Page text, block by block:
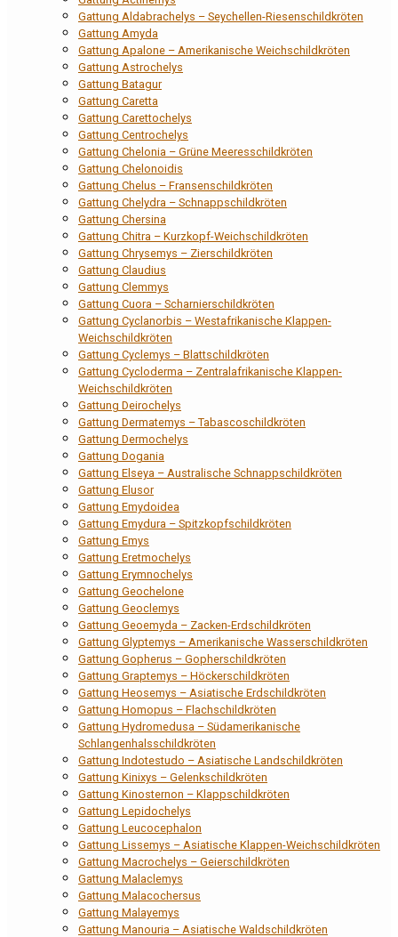
Gattung Aldabrachelys – Seychellen-Riesenschildkröten
Gattung Amyda
Gattung Apalone – Amerikanische Weichschildkröten
Gattung Astrochelys
Gattung Batagur
Gattung Caretta
Gattung Carettochelys
Gattung Centrochelys
Gattung Chelonia – Grüne Meeresschildkröten
Gattung Chelonoidis
Gattung Chelus – Fransenschildkröten
Gattung Chelydra – Schnappschildkröten
Gattung Chersina
Gattung Chitra – Kurzkopf-Weichschildkröten
Gattung Chrysemys – Zierschildkröten
Gattung Claudius
Gattung Clemmys
Gattung Cuora – Scharnierschildkröten
Gattung Cyclanorbis – Westafrikanische Klappen-
Weichschildkröten
Gattung Cyclemys – Blattschildkröten
Gattung Cycloderma – Zentralafrikanische Klappen-
Weichschildkröten
Gattung Deirochelys
Gattung Dermatemys – Tabascoschildkröten
Gattung Dermochelys
Gattung Dogania
Gattung Elseya – Australische Schnappschildkröten
Gattung Elusor
Gattung Emydoidea
Gattung Emydura – Spitzkopfschildkröten
Gattung Emys
Gattung Eretmochelys
Gattung Erymnochelys
Gattung Geochelone
Gattung Geoclemys
Gattung Geoemyda – Zacken-Erdschildkröten
Gattung Glyptemys – Amerikanische Wasserschildkröten
Gattung Gopherus – Gopherschildkröten
Gattung Graptemys – Höckerschildkröten
Gattung Heosemys – Asiatische Erdschildkröten
Gattung Homopus – Flachschildkröten
Gattung Hydromedusa – Südamerikanische
Schlangenhalsschildkröten
Gattung Indotestudo – Asiatische Landschildkröten
Gattung Kinixys – Gelenkschildkröten
Gattung Kinosternon – Klappschildkröten
Gattung Lepidochelys
Gattung Leucocephalon
Gattung Lissemys – Asiatische Klappen-Weichschildkröten
Gattung Macrochelys – Geierschildkröten
Gattung Malaclemys
Gattung Malacochersus
Gattung Malayemys
Gattung Manouria – Asiatische Waldschildkröten